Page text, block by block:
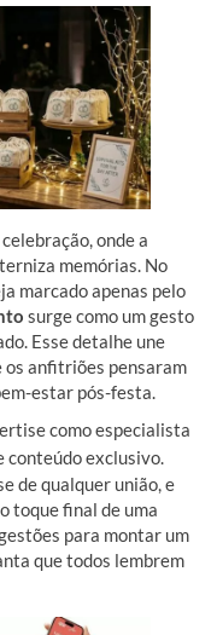
onde a
memórias. No
marcado apenas pelo
surge como um gesto
Esse detalhe une
anfitriões pensaram
estar pós-festa.
como especialista
conteúdo exclusivo.
de qualquer união, e
toque final de uma
para montar um
que todos lembrem